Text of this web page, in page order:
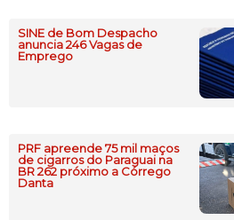
SINE de Bom Despacho
anuncia 246 Vagas de
Emprego
PRF apreende 75 mil maços
de cigarros do Paraguai na
BR 262 próximo a Córrego
Danta